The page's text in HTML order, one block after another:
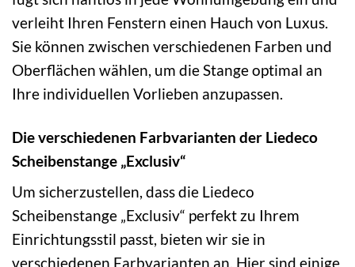
verleiht Ihren Fenstern einen Hauch von Luxus.
Sie können zwischen verschiedenen Farben und
Oberflächen wählen, um die Stange optimal an
Ihre individuellen Vorlieben anzupassen.
Die verschiedenen Farbvarianten der Liedeco
Scheibenstange „Exclusiv“
Um sicherzustellen, dass die Liedeco
Scheibenstange „Exclusiv“ perfekt zu Ihrem
Einrichtungsstil passt, bieten wir sie in
verschiedenen Farbvarianten an. Hier sind einige